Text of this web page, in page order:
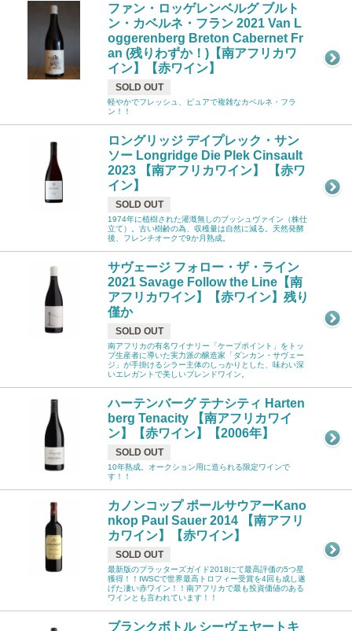
ファン・ロッゲレンベルグ ブルト
ン・カベルネ・フラン 2021 Van L
oggerenberg Breton Cabernet Fr
an (残りわずか！)【南アフリカワ
イン】【赤ワイン】
SOLD OUT
軽やかでフレッシュ、ピュアで複雑なカベルネ・フラ
ン！！
ロングリッジ デイプレック・サン
ソー Longridge Die Plek Cinsault
2023 【南アフリカワイン】 【赤ワ
イン】
SOLD OUT
1974年に植樹された灌漑無しのブッシュヴァイン（株仕
立て）。古い樹齢の為、収穫量は自然に減る。天然発酵
後、フレンチオークで9か月熟成。
サヴェージ フォロー・ザ・ライン
2021 Savage Follow the Line【南
アフリカワイン】【赤ワイン】残り
僅か
SOLD OUT
南アフリカの有名ワイナリー「ケープポイント」をトッ
プ生産者に導いた実力派の醸造家「ダンカン・サヴェー
ジ」が手掛けるシラー主体のしっかりとした、味わい深
いエレガントで美しいブレンドワイン。
ハーテンバーグ テナシティ Harten
berg Tenacity 【南アフリカワイ
ン】【赤ワイン】【2006年】
SOLD OUT
10年熟成。オークション用に造られる限定ワインで
す！！
カノンコップ ポールサウアーKano
nkop Paul Sauer 2014 【南アフリ
カワイン】【赤ワイン】
SOLD OUT
最新版のプラッターズガイド2018にて最高評価の5つ星
獲得！！IWSCで世界最高トロフィー受賞を4回も成し遂
げた凄い赤ワイン！！南アフリカで最も投資価値のある
ワインとも言われています！！
ブランクボトル シーヴェヤートキ